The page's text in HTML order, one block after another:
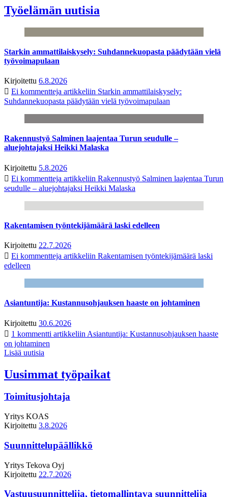
Työelämän uutisia
Starkin ammattilaiskysely: Suhdannekuopasta päädytään vielä
työvoimapulaan
Kirjoitettu 6.8.2026
Ei kommentteja artikkeliin Starkin ammattilaiskysely:
Suhdannekuopasta päädytään vielä työvoimapulaan
Rakennustyö Salminen laajentaa Turun seudulle –
aluejohtajaksi Heikki Malaska
Kirjoitettu 5.8.2026
Ei kommentteja artikkeliin Rakennustyö Salminen laajentaa Turun
seudulle – aluejohtajaksi Heikki Malaska
Rakentamisen työntekijämäärä laski edelleen
Kirjoitettu 22.7.2026
Ei kommentteja artikkeliin Rakentamisen työntekijämäärä laski
edelleen
Asiantuntija: Kustannusohjauksen haaste on johtaminen
Kirjoitettu 30.6.2026
1 kommentti artikkeliin Asiantuntija: Kustannusohjauksen haaste
on johtaminen
Lisää uutisia
Uusimmat työpaikat
Toimitusjohtaja
Yritys KOAS
Kirjoitettu 3.8.2026
Suunnittelupäällikkö
Yritys Tekova Oyj
Kirjoitettu 22.7.2026
Vastuusuunnittelija, tietomallintava suunnittelija